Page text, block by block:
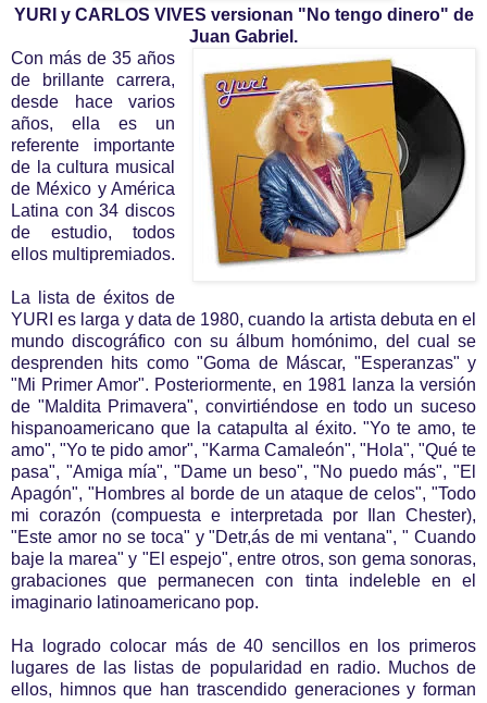
YURI y CARLOS VIVES versionan "No tengo dinero" de
Juan Gabriel.
Con más de 35 años
de brillante carrera,
desde hace varios
años, ella es un
referente importante
de la cultura musical
de México y América
Latina con 34 discos
de estudio, todos
ellos multipremiados.
La lista de éxitos de
YURI es larga y data de 1980, cuando la artista debuta en el
mundo discográfico con su álbum homónimo, del cual se
desprenden hits como "Goma de Máscar, "Esperanzas" y
"Mi Primer Amor". Posteriormente, en 1981 lanza la versión
de "Maldita Primavera", convirtiéndose en todo un suceso
hispanoamericano que la catapulta al éxito. "Yo te amo, te
amo", "Yo te pido amor", "Karma Camaleón", "Hola", "Qué te
pasa", "Amiga mía", "Dame un beso", "No puedo más", "El
Apagón", "Hombres al borde de un ataque de celos", "Todo
mi corazón (compuesta e interpretada por Ilan Chester),
"Este amor no se toca" y "Detr,ás de mi ventana", " Cuando
baje la marea" y "El espejo", entre otros, son gema sonoras,
grabaciones que permanecen con tinta indeleble en el
imaginario latinoamericano pop.
Ha logrado colocar más de 40 sencillos en los primeros
lugares de las listas de popularidad en radio. Muchos de
ellos, himnos que han trascendido generaciones y forman